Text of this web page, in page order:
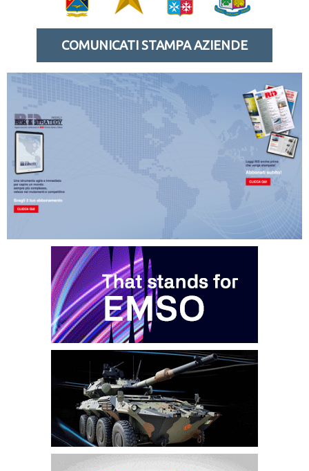
COMUNICATI STAMPA AZIENDE